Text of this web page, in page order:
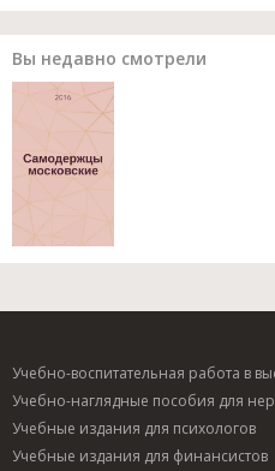
Вы недавно смотрели
Учебно-воспитательная работа в
Учебно-наглядные пособия для
Учебные издания для психологов
Учебные издания для финансистов